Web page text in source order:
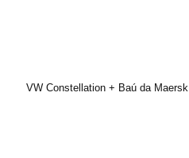
VW Constellation + Baú da Maersk